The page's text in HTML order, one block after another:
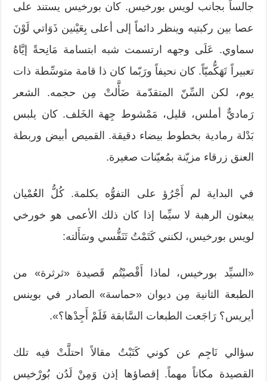
جالساً بجانب لويس بورخيس. كان بورخيس يستند على
عصا بين ركبتيه وينظر دائماً إلى أعلى بِعَيْنين ذَوَاتي لَوْنَ
سماوي. عَلَى وجهه ارتسمت شبه ابتسامة مَانِحةً إيَّاهُ
تعبيراً تَهَكُّميّاً. كان نحيفاً ورَبّما كان ذا قامة متوسِّطة ذات
يوم، لكن السِّنّ المتقدّمة ضَأَّلتْ مِن حجمه. الشعر
رَماديٌّ أملس، قليل، مَمْشوط جِهة الخَلف. كان يلبس
بَدْلة رمادية بخطوط بيضاء دقيقة. القميص أبيض وربطة
العنق زرقاء مزيّنة بمُعيّنات صغيرة.
في البداية لم أَجْرُؤ على التفوُّه بكلمة. كُلُّ العُمْيان
يبعثون الرهبة لا سيِّما إذا كان ذلك الأعمى هو خورخي
لويس بورخيس، لكنني كَتَمْتُ تَنَفُّسي وسَأَلته:
«السيِّد بورخيس، لماذا أَقْصيْتُم قَصيدة «ثرثرة» من
الطبعة الثانية مِن ديوان «حماسة» الصادر في بوينس
أيريس؟ رَاجَعت الطبعات السَّابقة فَلَمْ أَجِدْها؟».
سؤالي نَاجِم عن كوني كَتَبْتُ مقالاً احتلَّتْ فيه تلك
القصيدة مكاناً مهماً. إقصاؤها إذن وَمِنْ لَدُن بُورْخيس